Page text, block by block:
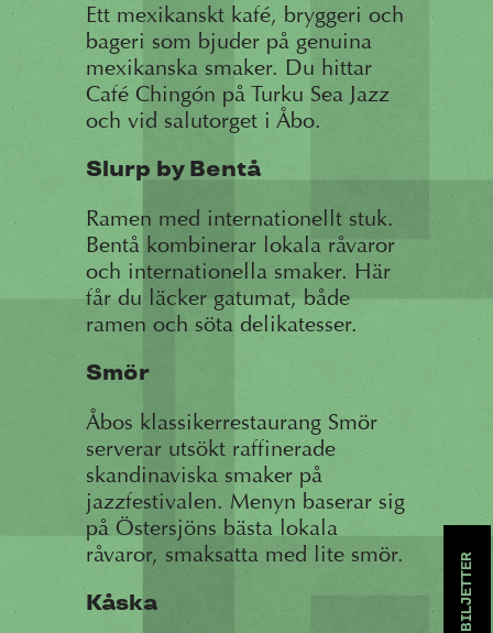
BILJETTER
Ett mexikanskt kafé, bryggeri och
bageri som bjuder på genuina
mexikanska smaker. Du hittar
Café Chingón på Turku Sea Jazz
och vid salutorget i Åbo.
Slurp by Bentå
Ramen med internationellt stuk.
Bentå kombinerar lokala råvaror
och internationella smaker. Här
får du läcker gatumat, både
ramen och söta delikatesser.
Smör
Åbos klassikerrestaurang Smör
serverar utsökt raffinerade
skandinaviska smaker på
jazzfestivalen. Menyn baserar sig
på Östersjöns bästa lokala
råvaror, smaksatta med lite smör.
Kåska